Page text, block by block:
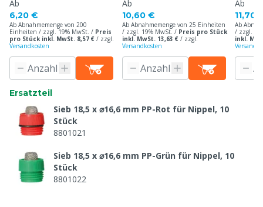
Ab
6,20 €
Ab Abnahmemenge von 200
Einheiten / zzgl. 19% MwSt. / Preis
pro Stück inkl. MwSt. 8,57 € / zzgl.
Versandkosten
Ab
10,60 €
Ab Abnahmemenge von 25 Einheiten
/ zzgl. 19% MwSt. / Preis pro Stück
inkl. MwSt. 13,63 € / zzgl.
Versandkosten
Ab
11,70
Ab
/ zzgl.
inkl.
Ersatzteil
Sieb 18,5 x ⌀16,6 mm PP-Rot für Nippel, 10
Stück
8801021
Sieb 18,5 x ⌀16,6 mm PP-Grün für Nippel, 10
Stück
8801022